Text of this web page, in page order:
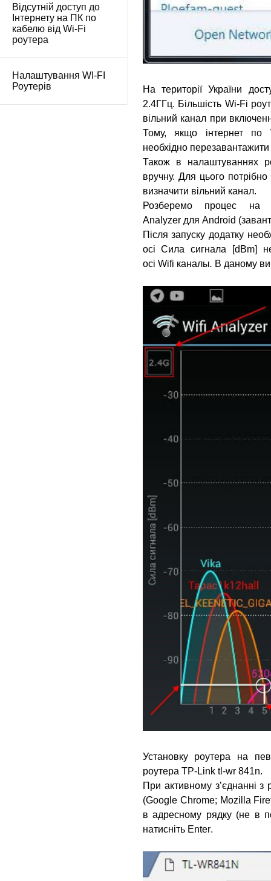
Відсутній доступ до
Інтернету на ПК по
кабелю від Wi-Fi
роутера
Налаштування WI-FI
Роутерів
На території України
2.4ГГц. Більшість Wi-Fi
вільний канал при
Тому, якщо інтернет
необхідно
Також в налаштуваннях
вручну. Для цього
визначити вільний канал.
Розберемо процес на
Analyzerдля Android
Після запуску додатку
осіСила сигнала [dBm]
осі Wifi каналы. В даному
Установку роутера на
роутера TP-Link tl-wr 841n.
При активному з’єднанні з
(Google Chrome; Mozilla
в адресному рядку (не в
натисніть Enter.